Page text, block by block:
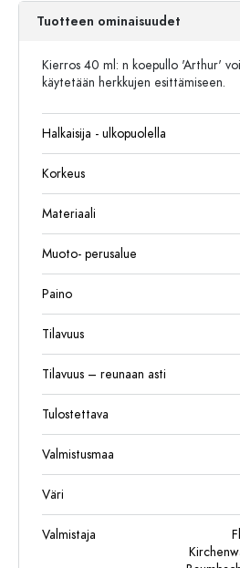
Tuotteen ominaisuudet
Kierros 40 ml: n koepullo 'Arthur'
käytetään herkkujen esittämiseen.
Halkaisija - ulkopuolella
Korkeus
Materiaali
Muoto- perusalue
Paino
Tilavuus
Tilavuus – reunaan asti
Tulostettava
Valmistusmaa
Väri
Valmistaja